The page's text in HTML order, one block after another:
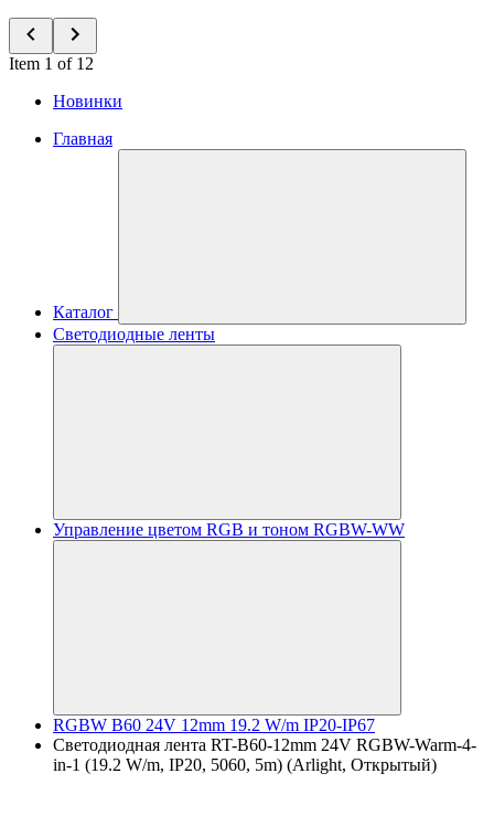
Item 1 of 12
Новинки
Главная
Каталог
Светодиодные ленты
Управление цветом RGB и тоном RGBW-WW
RGBW B60 24V 12mm 19.2 W/m IP20-IP67
Светодиодная лента RT-B60-12mm 24V RGBW-Warm-4-
in-1 (19.2 W/m, IP20, 5060, 5m) (Arlight, Открытый)